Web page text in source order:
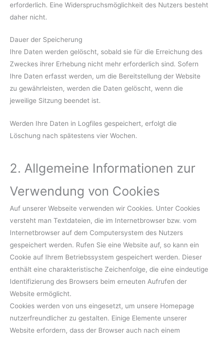
erforderlich. Eine Widerspruchsmöglichkeit des Nutzers besteht
daher nicht.
Dauer der Speicherung
Ihre Daten werden gelöscht, sobald sie für die Erreichung des
Zweckes ihrer Erhebung nicht mehr erforderlich sind. Sofern
Ihre Daten erfasst werden, um die Bereitstellung der Website
zu gewährleisten, werden die Daten gelöscht, wenn die
jeweilige Sitzung beendet ist.
Werden Ihre Daten in Logfiles gespeichert, erfolgt die
Löschung nach spätestens vier Wochen.
2. Allgemeine Informationen zur
Verwendung von Cookies
Auf unserer Webseite verwenden wir Cookies. Unter Cookies
versteht man Textdateien, die im Internetbrowser bzw. vom
Internetbrowser auf dem Computersystem des Nutzers
gespeichert werden. Rufen Sie eine Website auf, so kann ein
Cookie auf Ihrem Betriebssystem gespeichert werden. Dieser
enthält eine charakteristische Zeichenfolge, die eine eindeutige
Identifizierung des Browsers beim erneuten Aufrufen der
Website ermöglicht.
Cookies werden von uns eingesetzt, um unsere Homepage
nutzerfreundlicher zu gestalten. Einige Elemente unserer
Website erfordern, dass der Browser auch nach einem